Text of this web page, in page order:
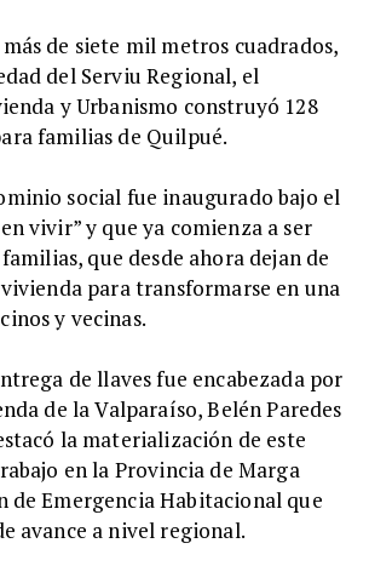
de siete mil metros cuadrados,
del Serviu Regional, el
y Urbanismo construyó 128
familias de Quilpué.
social fue inaugurado bajo el
vivir” y que ya comienza a ser
que desde ahora dejan de
para transformarse en una
y vecinas.
de llaves fue encabezada por
de la Valparaíso, Belén Paredes
la materialización de este
en la Provincia de Marga
de Emergencia Habitacional que
avance a nivel regional.